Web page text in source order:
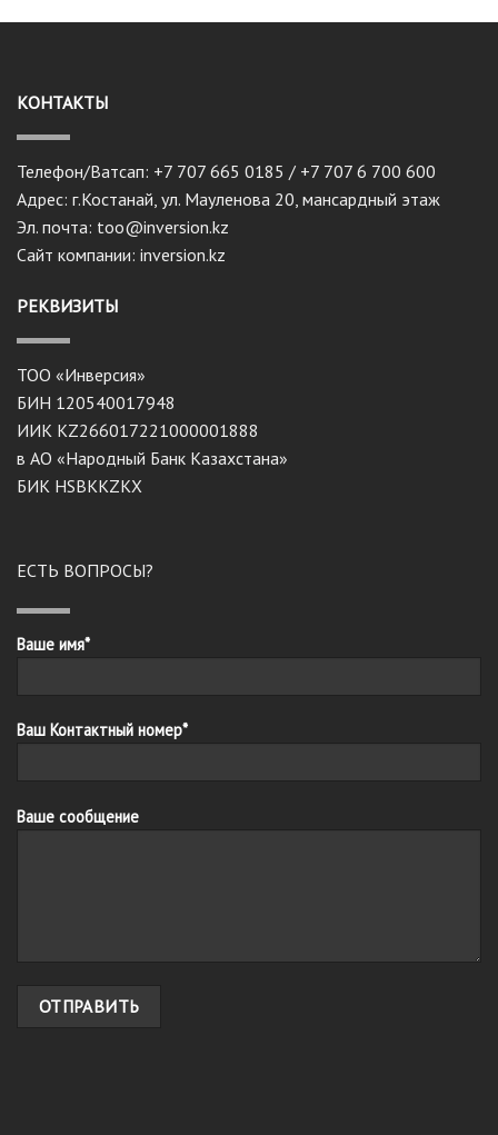
КОНТАКТЫ
Телефон/Ватсап: +7 707 665 0185 / +7 707 6 700 600
Адрес: г.Костанай, ул. Мауленова 20, мансардный этаж
Эл. почта: too@inversion.kz
Сайт компании: inversion.kz
РЕКВИЗИТЫ
ТОО «Инверсия»
БИН 120540017948
ИИК KZ266017221000001888
в АО «Народный Банк Казахстана»
БИК HSBKKZKX
ЕСТЬ ВОПРОСЫ?
Ваше имя*
Ваш Контактный номер*
Ваше сообщение